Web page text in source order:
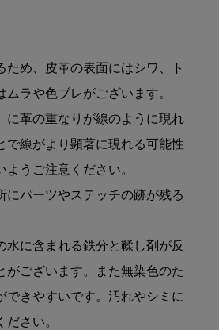
ため、皮革の表面にはシワ、ト
ラや色ブレがございます。
に革の重なりが線のように現れ
で線がより顕著に現れる可能性
うご注意ください。
にパーツやステッチの跡が残る
水に含まれる鉄分と鞣し剤が反
がございます。また無染色のた
きやすいです。汚れやシミに
さい。